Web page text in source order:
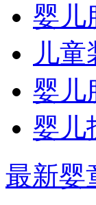
婴儿
儿童
婴儿
婴儿
最新婴